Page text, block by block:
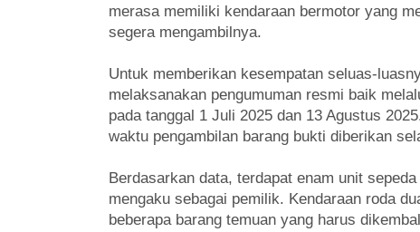
merasa memiliki kendaraan bermotor yang
segera mengambilnya.
Untuk memberikan kesempatan seluas-
melaksanakan pengumuman resmi baik
pada tanggal 1 Juli 2025 dan 13 Agustus
waktu pengambilan barang bukti diberikan
Berdasarkan data, terdapat enam unit
mengaku sebagai pemilik. Kendaraan roda
beberapa barang temuan yang harus